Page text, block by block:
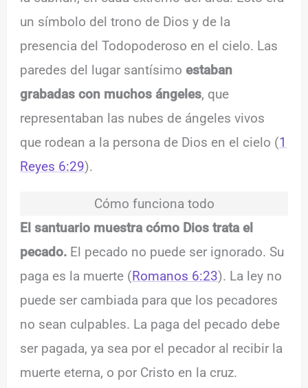
un símbolo del trono de Dios y de la
presencia del Todopoderoso en el cielo. Las
paredes del lugar santísimoestaban
grabadas con muchos ángeles, que
representaban las nubes de ángeles vivos
que rodean a la persona de Dios en el cielo (1
Reyes 6:29).
Cómo funciona todo
El santuario muestra cómo Dios trata el
pecado. El pecado no puede ser ignorado. Su
paga es la muerte (Romanos 6:23). La ley no
puede ser cambiada para que los pecadores
no sean culpables. La paga del pecado debe
ser pagada, ya sea por el pecador al recibir la
muerte eterna, o por Cristo en la cruz.